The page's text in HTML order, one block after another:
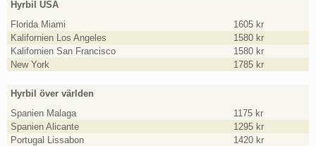
Hyrbil USA
Florida Miami
1605 kr
Kalifornien Los Angeles
1580 kr
Kalifornien San Francisco
1580 kr
New York
1785 kr
Hyrbil över världen
Spanien Malaga
1175 kr
Spanien Alicante
1295 kr
Portugal Lissabon
1420 kr